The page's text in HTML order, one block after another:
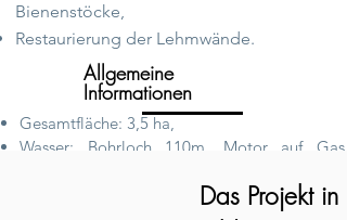
Bienenstöcke,
Restaurierung der Lehmwände.
Allgemeine
Informationen
Gesamtfläche: 3,5 ha,
Wasser: Bohrloch 110m, Motor auf Gas
Gärtnereifläche: 5000m²,erste Saison auf
Das Projekt in